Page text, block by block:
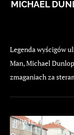
MICHAEL
Legenda wyścigów
Man, Michael
zmaganiach za